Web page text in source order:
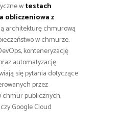
wtestach
obliczeniowa z
architekturę chmurową
w chmurze,
konteneryzację
automatyzację
się pytania dotyczące
przez
chmur publicznych,
Google Cloud